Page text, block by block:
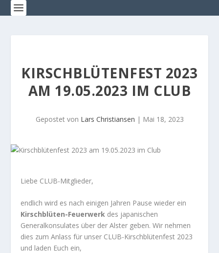
KIRSCHBLÜTENFEST 2023
AM 19.05.2023 IM CLUB
Gepostet von Lars Christiansen | Mai 18, 2023
Liebe CLUB-Mitglieder,
endlich wird es nach einigen Jahren Pause wieder ein
Kirschblüten-Feuerwerk des japanischen
Generalkonsulates über der Alster geben. Wir nehmen
dies zum Anlass für unser CLUB-Kirschblütenfest 2023
und laden Euch ein,